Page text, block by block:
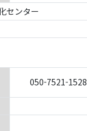
センター
050-7521-1528